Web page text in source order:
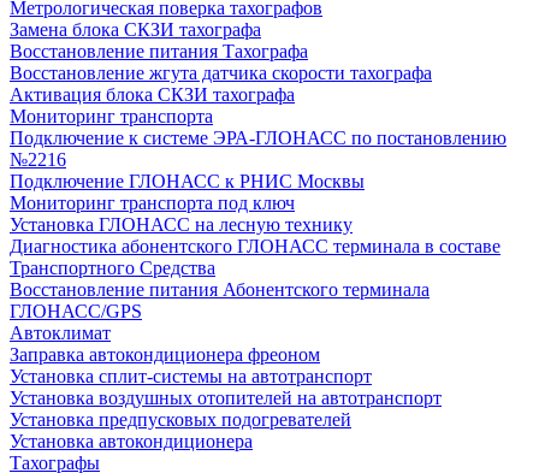
Метрологическая поверка тахографов
Замена блока СКЗИ тахографа
Восстановление питания Тахографа
Восстановление жгута датчика скорости тахографа
Активация блока СКЗИ тахографа
Мониторинг транспорта
Подключение к системе ЭРА-ГЛОНАСС по постановлению
№2216
Подключение ГЛОНАСС к РНИС Москвы
Мониторинг транспорта под ключ
Установка ГЛОНАСС на лесную технику
Диагностика абонентского ГЛОНАСС терминала в составе
Транспортного Средства
Восстановление питания Абонентского терминала
ГЛОНАСС/GPS
Автоклимат
Заправка автокондиционера фреоном
Установка сплит-системы на автотранспорт
Установка воздушных отопителей на автотранспорт
Установка предпусковых подогревателей
Установка автокондиционера
Тахографы